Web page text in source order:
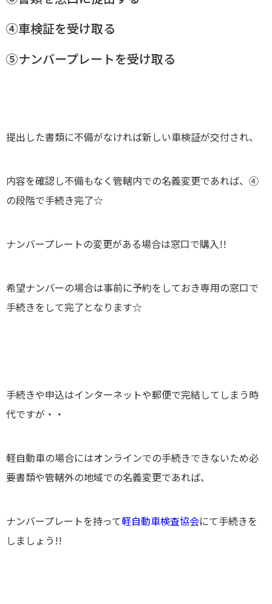
④車検証を受け取る
⑤ナンバープレートを受け取る
提出した書類に不備がなければ新しい車検証が交付され、
内容を確認し不備もなく管轄内での名義変更であれば、 ④
の段階で手続き完了☆
ナンバープレートの変更がある場合は窓口で購入!!
希望ナンバーの場合は事前に予約をしておき専用の窓口で
手続きをして完了となります☆
手続きや申込はインターネットや郵便で完結してしまう時
代ですが・・
軽自動車の場合にはオンラインでの手続きできないため必
要書類や管轄外の地域での名義変更であれば、
ナンバープレートを持って軽自動車検査協会にて手続きを
しましょう!!